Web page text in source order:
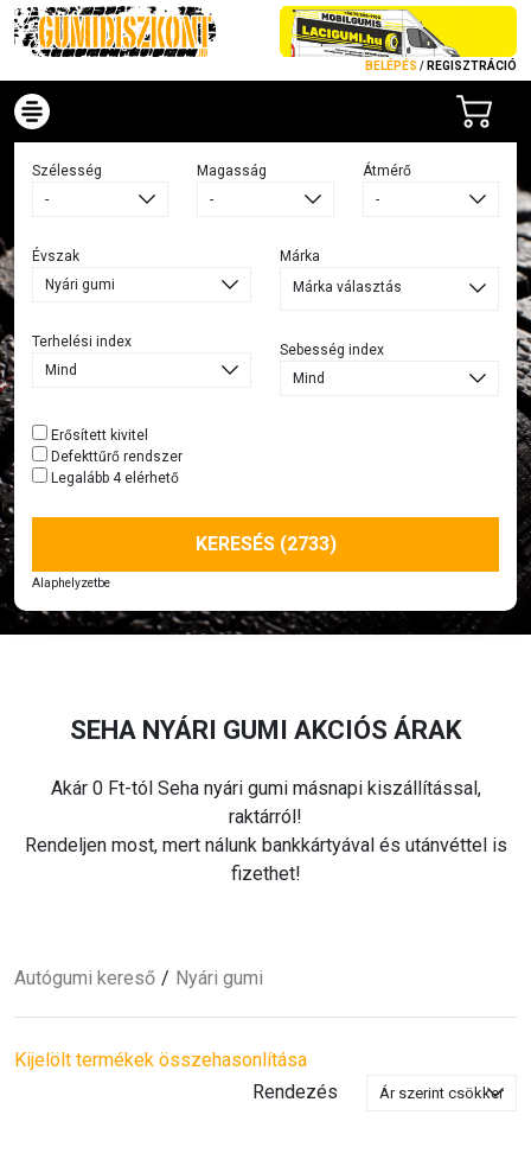
BELÉPÉS / REGISZTRÁCIÓ
Szélesség Magasság Átmérő
Évszak
Terhelési index
Márka
Márka választás
Sebesség index
Erősített kivitel
Defekttűrő rendszer
Legalább 4 elérhető
KERESÉS (2733)
Alaphelyzetbe
SEHA NYÁRI GUMI AKCIÓS ÁRAK
Akár 0 Ft-tól Seha nyári gumi másnapi kiszállítással,
raktárról!
Rendeljen most, mert nálunk bankkártyával és utánvéttel is
fizethet!
Autógumi kereső Nyári gumi
Kijelölt termékek összehasonlítása
Rendezés